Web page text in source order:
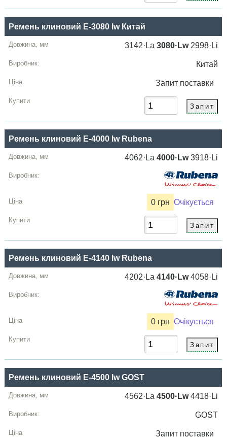
Ремень клиновий E-3080 lw Китай
3142·La3080·Lw2998·Li
Китай
Запит поставки
Ремень клиновий E-4000 lw Rubena
4062·La4000·Lw3918·Li
0 грн Очікується
Ремень клиновий E-4140 lw Rubena
4202·La4140·Lw4058·Li
0 грн Очікується
Ремень клиновий E-4500 lw GOST
4562·La4500·Lw4418·Li
GOST
Запит поставки